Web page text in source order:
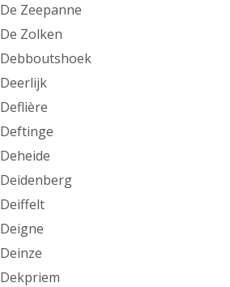
De Zeepanne
De Zolken
Debboutshoek
Deerlijk
Deflière
Deftinge
Deheide
Deidenberg
Deiffelt
Deigne
Deinze
Dekpriem